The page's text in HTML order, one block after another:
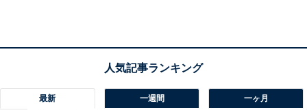
ったからです」（10代男性／埼玉県）
最新 一週間 一ヶ月